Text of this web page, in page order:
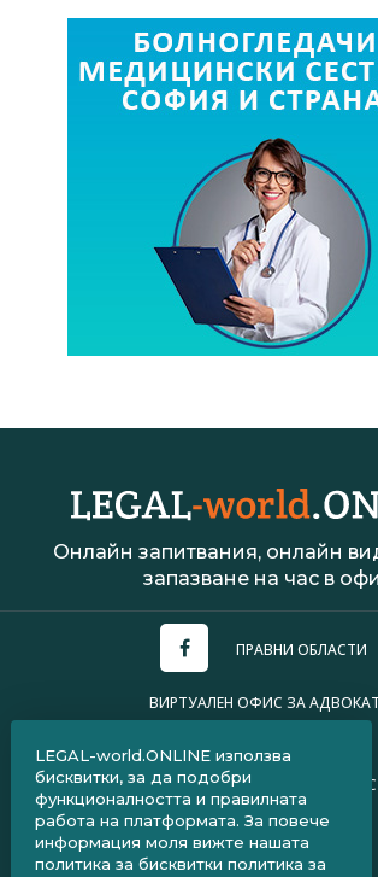
Онлайн запитвания, онлайн
запазване на час в
ПРАВНИ ОБЛАСТИ
ВИРТУАЛЕН ОФИС ЗА
ПОЛИТИКА ЗА
ЧЗВ ЗА КЛИЕНТИ
ЧЗВ ЗА АДВОКАТИ
LEGAL-world.ONLINE използва
бисквитки, за да подобри
функционалността и правилната
работа на платформата. За повече
информация моля вижте нашата
политика за бисквитки политика за